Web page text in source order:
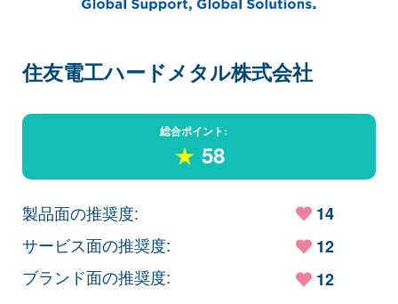
住友電工ハードメタル株式会社
総合ポイント:
★ 58
製品面の推奨度:
サービス面の推奨度:
ブランド面の推奨度:
14
12
12